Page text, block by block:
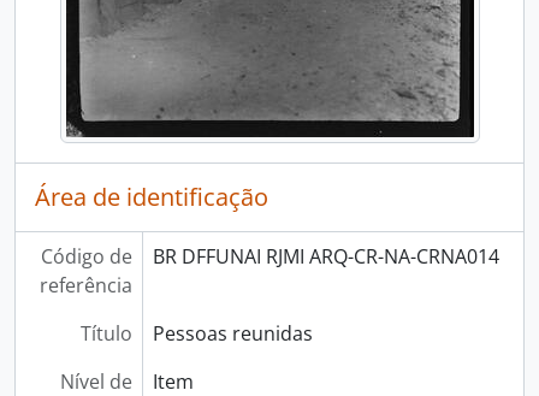
Área de identificação
Código de
referência
BR DFFUNAI RJMI ARQ-CR-NA-CRNA014
Título
Pessoas reunidas
Nível de
Item